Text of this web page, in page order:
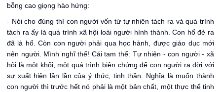
bỗng cao giọng hào hứng:
- Nói cho đúng thì con người vốn từ tự nhiên tách ra và quá trình
tách ra ấy là quá trình xã hội loài người hình thành. Con hổ đẻ ra
đã là hổ. Còn con người phải qua học hành, được giáo dục mới
nên người. Mình nghĩ thế! Cái tam thể: Tự nhiên - con người - xã
hội là một khối, một quá trình biện chứng để con người ra đời với
sự xuất hiện lần lần của ý thức, tinh thần. Nghĩa là muốn thành
con người thì trước hết nó phải là một bản chất, một thực thể tinh